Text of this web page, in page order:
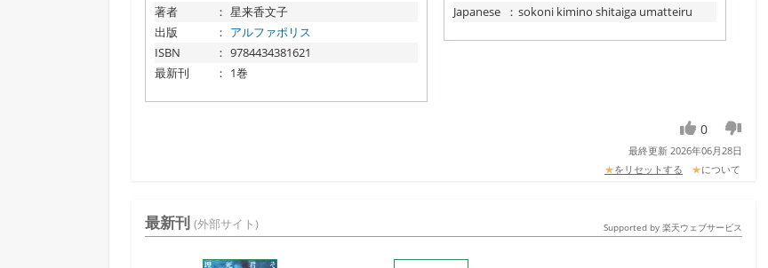
著者 ： 星来香文子
出版
： アルファポリス
ISBN
： 9784434381621
最新刊
： 1巻
Japanese ： sokoni kimino shitaiga umatteiru
0
最終更新 2026年06月28日
★をリセットする ★について
最新刊 (外部サイト) Supported by 楽天ウェブサービス